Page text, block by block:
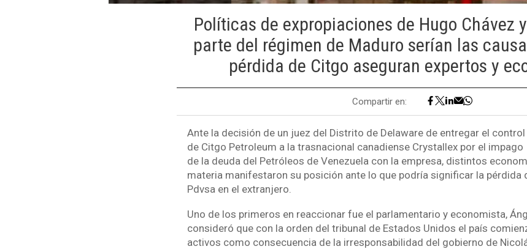
Políticas de expropiaciones de Hugo Chávez
parte del régimen de Maduro serían las
pérdida de Citgo aseguran expertos y
Compartir en:
Ante la decisión de un juez del Distrito de Delaware de entregar el control
de Citgo Petroleum a la trasnacional canadiense Crystallex por el impago
de la deuda del Petróleos de Venezuela con la empresa, distintos
materia manifestaron su posición ante lo que podría significar la pérdida
Pdvsa en el extranjero.
Uno de los primeros en reaccionar fue el parlamentario y economista,
consideró que con la orden del tribunal de Estados Unidos el país
activos como consecuencia de la irresponsabilidad del gobierno de